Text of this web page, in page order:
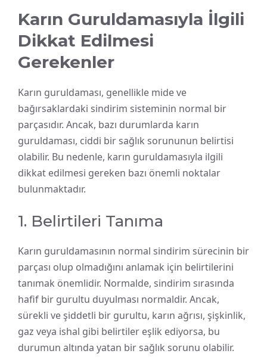
Karın Guruldamasıyla İlgili
Dikkat Edilmesi
Gerekenler
Karın guruldaması, genellikle mide ve
bağırsaklardaki sindirim sisteminin normal bir
parçasıdır. Ancak, bazı durumlarda karın
guruldaması, ciddi bir sağlık sorununun belirtisi
olabilir. Bu nedenle, karın guruldamasıyla ilgili
dikkat edilmesi gereken bazı önemli noktalar
bulunmaktadır.
1. Belirtileri Tanıma
Karın guruldamasının normal sindirim sürecinin bir
parçası olup olmadığını anlamak için belirtilerini
tanımak önemlidir. Normalde, sindirim sırasında
hafif bir gurultu duyulması normaldir. Ancak,
sürekli ve şiddetli bir gurultu, karın ağrısı, şişkinlik,
gaz veya ishal gibi belirtiler eşlik ediyorsa, bu
durumun altında yatan bir sağlık sorunu olabilir.